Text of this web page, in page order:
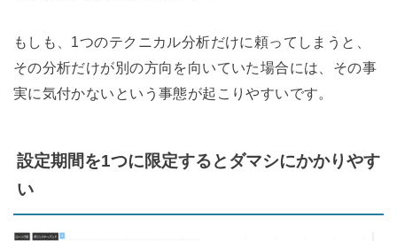
もしも、1つのテクニカル分析だけに頼ってしまうと、
その分析だけが別の方向を向いていた場合には、その事
実に気付かないという事態が起こりやすいです。
設定期間を1つに限定するとダマシにかかりやす
い